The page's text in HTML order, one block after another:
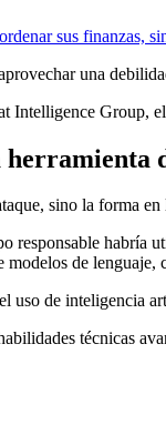
sus finanzas,
una
Intelligence Group,
sino la forma
responsable habría
de
uso de inteligencia
técnicas